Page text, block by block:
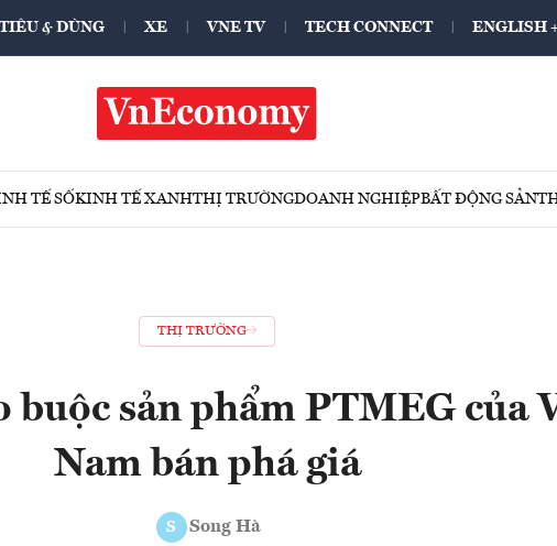
TIÊU & DÙNG XE VNE TV TECH CONNECT ENGLISH
TẾ SỐKINH TẾ XANHTHỊ TRƯỜNGDOANH NGHIỆPBẤT ĐỘNG SẢN
THỊ TRƯỜNG
buộc sản phẩm PTMEG của
Nam bán phá giá
S Song Hà